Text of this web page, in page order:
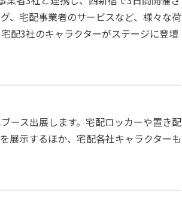
、宅配事業者のサービスなど、様々な荷
配3社のキャラクターがステージに登壇
ース出展します。宅配ロッカーや置き配
展示するほか、宅配各社キャラクターも